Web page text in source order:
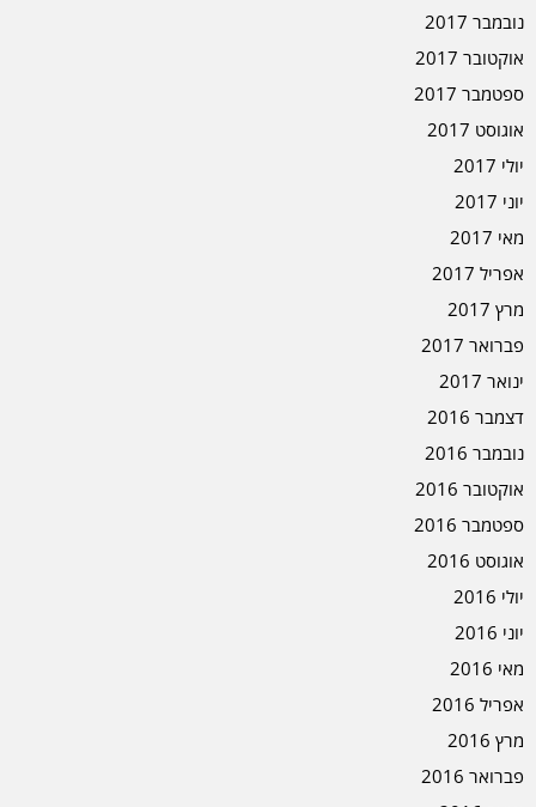
נובמבר 2017
אוקטובר 2017
ספטמבר 2017
אוגוסט 2017
יולי 2017
יוני 2017
מאי 2017
אפריל 2017
מרץ 2017
פברואר 2017
ינואר 2017
דצמבר 2016
נובמבר 2016
אוקטובר 2016
ספטמבר 2016
אוגוסט 2016
יולי 2016
יוני 2016
מאי 2016
אפריל 2016
מרץ 2016
פברואר 2016